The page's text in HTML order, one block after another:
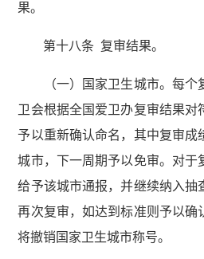
果。
第十八条 复审结果。
（一）国家卫生城市。每个
卫会根据全国爱卫办复审结果对
予以重新确认命名，其中复审成
城市，下一周期予以免审。对于
给予该城市通报，并继续纳入抽
再次复审，如达到标准则予以确
将撤销国家卫生城市称号。